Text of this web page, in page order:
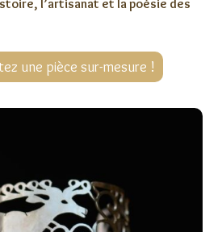
l’artisanat et la poésie des
une pièce sur-mesure !